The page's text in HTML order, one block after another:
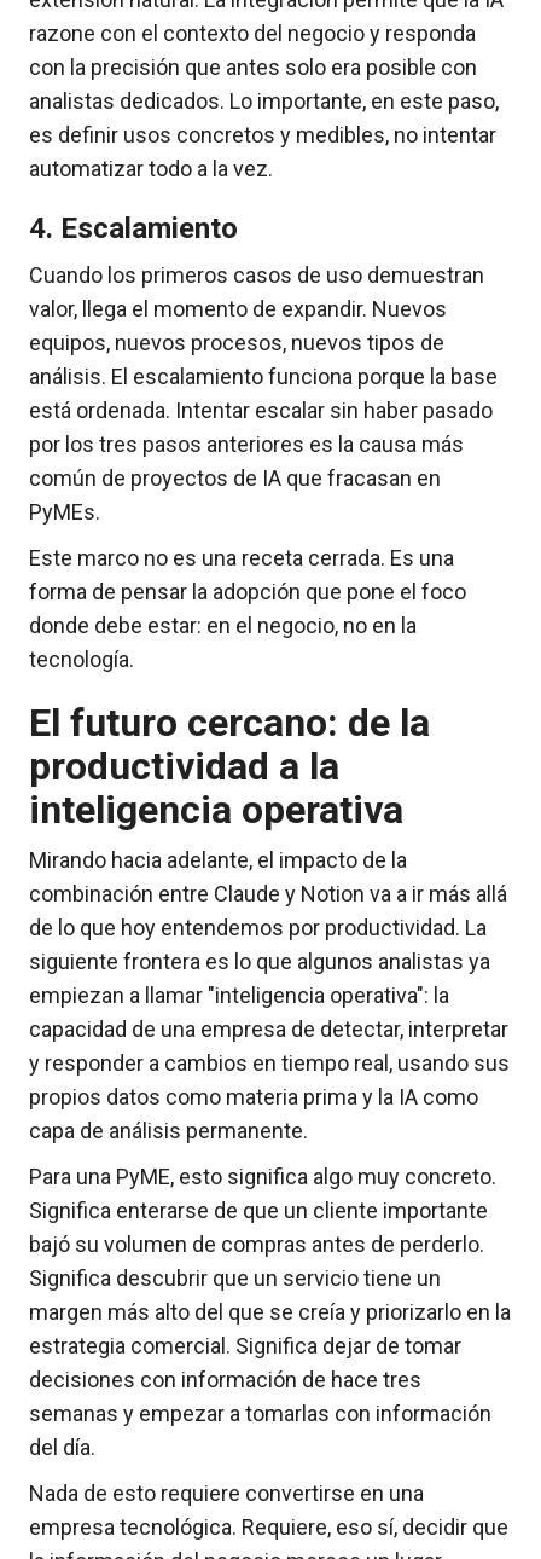
razone con el contexto del negocio y responda
con la precisión que antes solo era posible con
analistas dedicados. Lo importante, en este paso,
es definir usos concretos y medibles, no intentar
automatizar todo a la vez.
4. Escalamiento
Cuando los primeros casos de uso demuestran
valor, llega el momento de expandir. Nuevos
equipos, nuevos procesos, nuevos tipos de
análisis. El escalamiento funciona porque la base
está ordenada. Intentar escalar sin haber pasado
por los tres pasos anteriores es la causa más
común de proyectos de IA que fracasan en
PyMEs.
Este marco no es una receta cerrada. Es una
forma de pensar la adopción que pone el foco
donde debe estar: en el negocio, no en la
tecnología.
El futuro cercano: de la
productividad a la
inteligencia operativa
Mirando hacia adelante, el impacto de la
combinación entre Claude y Notion va a ir más allá
de lo que hoy entendemos por productividad. La
siguiente frontera es lo que algunos analistas ya
empiezan a llamar "inteligencia operativa": la
capacidad de una empresa de detectar, interpretar
y responder a cambios en tiempo real, usando sus
propios datos como materia prima y la IA como
capa de análisis permanente.
Para una PyME, esto significa algo muy concreto.
Significa enterarse de que un cliente importante
bajó su volumen de compras antes de perderlo.
Significa descubrir que un servicio tiene un
margen más alto del que se creía y priorizarlo en la
estrategia comercial. Significa dejar de tomar
decisiones con información de hace tres
semanas y empezar a tomarlas con información
del día.
Nada de esto requiere convertirse en una
empresa tecnológica. Requiere, eso sí, decidir que